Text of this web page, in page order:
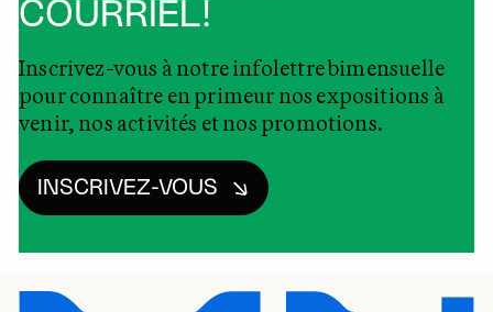
COURRIEL!
Inscrivez-vous à notre infolettre bimensuelle
pour connaître en primeur nos expositions à
venir, nos activités et nos promotions.
INSCRIVEZ-VOUS